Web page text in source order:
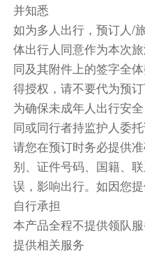
早餐后，前往波士顿
同上一晚酒店
餐饮
早餐：自理
中餐：
住宿
自选酒店
第10天
餐饮
早餐：
住宿
并知悉
如为多人出行，预订人/
体出行人同意作为本次
同及其附件上的签字全
得授权，请不要代为预
为确保未成年人出行安
同或同行者持监护人委
请您在预订时务必提供
别、证件号码、国籍、
误，影响出行。如因您
自行承担
本产品全程不提供领队
提供相关服务